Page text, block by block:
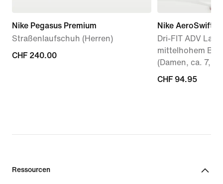
Nike Pegasus Premium
Straßenlaufschuh (Herren)
CHF 240.00
CHF 240.00
Nike AeroSwift
Dri-FIT ADV
mittelhohem
(Damen, ca. 7,5
CHF 94.95
CHF 94.95
Ressourcen